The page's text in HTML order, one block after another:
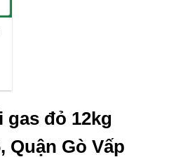
gas đỏ 12kg
Quận Gò Vấp